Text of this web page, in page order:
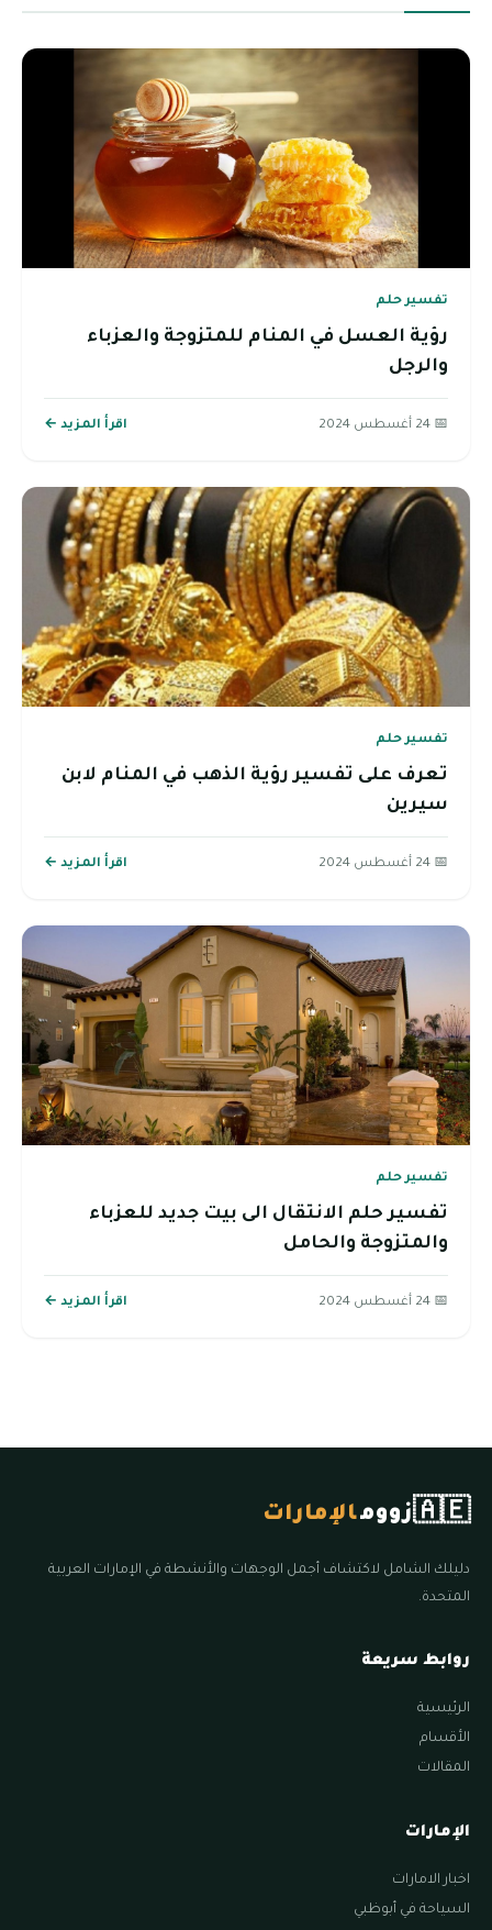
تفسير حلم
رؤية العسل في المنام للمتزوجة والعزباء
والرجل
📅 24 أغسطس 2024 اقرأ المزيد ←
تفسير حلم
تعرف على تفسير رؤية الذهب في المنام لابن
سيرين
📅 24 أغسطس 2024 اقرأ المزيد ←
تفسير حلم
تفسير حلم الانتقال الى بيت جديد للعزباء
والمتزوجة والحامل
📅 24 أغسطس 2024 اقرأ المزيد ←
🇦🇪زوومالإمارات
دليلك الشامل لاكتشاف أجمل الوجهات والأنشطة في الإمارات العربية
المتحدة.
روابط سريعة
الرئيسية
الأقسام
المقالات
الإمارات
اخبار الامارات
السياحة في أبوظبي